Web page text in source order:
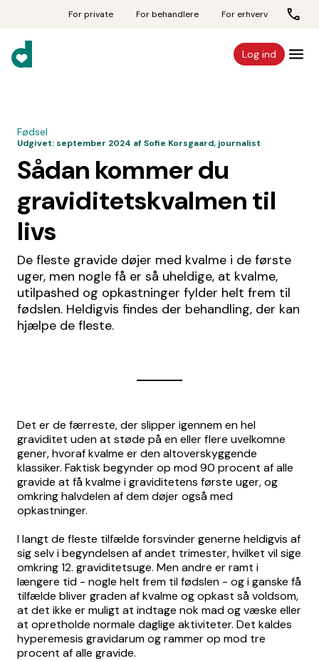
For private For behandlere For erhverv
Log ind
Fødsel
Udgivet: september 2024 af Sofie Korsgaard, journalist
Sådan kommer du
graviditetskvalmen til
livs
De fleste gravide døjer med kvalme i de første
uger, men nogle få er så uheldige, at kvalme,
utilpashed og opkastninger fylder helt frem til
fødslen. Heldigvis findes der behandling, der kan
hjælpe de fleste.
Det er de færreste, der slipper igennem en hel
graviditet uden at støde på en eller flere uvelkomne
gener, hvoraf kvalme er den altoverskyggende
klassiker. Faktisk begynder op mod 90 procent af alle
gravide at få kvalme i graviditetens første uger, og
omkring halvdelen af dem døjer også med
opkastninger.
I langt de fleste tilfælde forsvinder generne heldigvis af
sig selv i begyndelsen af andet trimester, hvilket vil sige
omkring 12. graviditetsuge. Men andre er ramt i
længere tid - nogle helt frem til fødslen - og i ganske få
tilfælde bliver graden af kvalme og opkast så voldsom,
at det ikke er muligt at indtage nok mad og væske eller
at opretholde normale daglige aktiviteter. Det kaldes
hyperemesis gravidarum og rammer op mod tre
procent af alle gravide.